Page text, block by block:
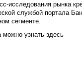
исследования рынка
службой портала
сегменте.
можно узнать здесь